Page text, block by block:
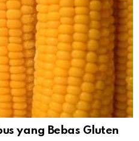
yang Bebas Gluten